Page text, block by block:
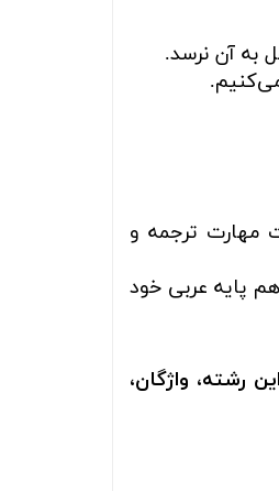
به آن نرسد.
ترجمه و
پایه عربی خود
رشته، واژگان،